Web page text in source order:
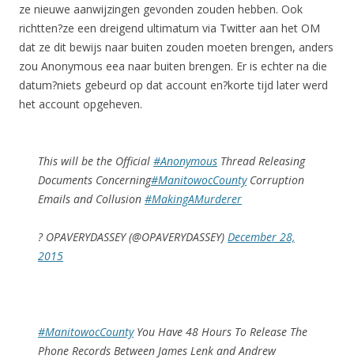
ze nieuwe aanwijzingen gevonden zouden hebben. Ook
richtten?ze een dreigend ultimatum via Twitter aan het OM
dat ze dit bewijs naar buiten zouden moeten brengen, anders
zou Anonymous eea naar buiten brengen. Er is echter na die
datum?niets gebeurd op dat account en?korte tijd later werd
het account opgeheven.
This will be the Official #Anonymous Thread Releasing
Documents Concerning#ManitowocCountyCorruption
Emails and Collusion #MakingAMurderer
? OPAVERYDASSEY (@OPAVERYDASSEY) December 28,
2015
#ManitowocCountyYou Have 48 Hours To Release The
Phone Records Between James Lenk and Andrew